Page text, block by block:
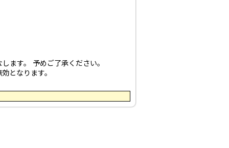
ます。 予めご了承ください。
となります。